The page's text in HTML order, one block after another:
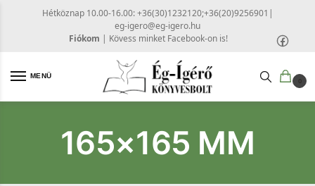
Hétköznap 10.00-16.00: +36(30)1232120;+36(20)9256901 |
eg-igero@eg-igero.hu
Fiókom | Kövess minket Facebook-on is!
MENÜ
0
165×165 MM